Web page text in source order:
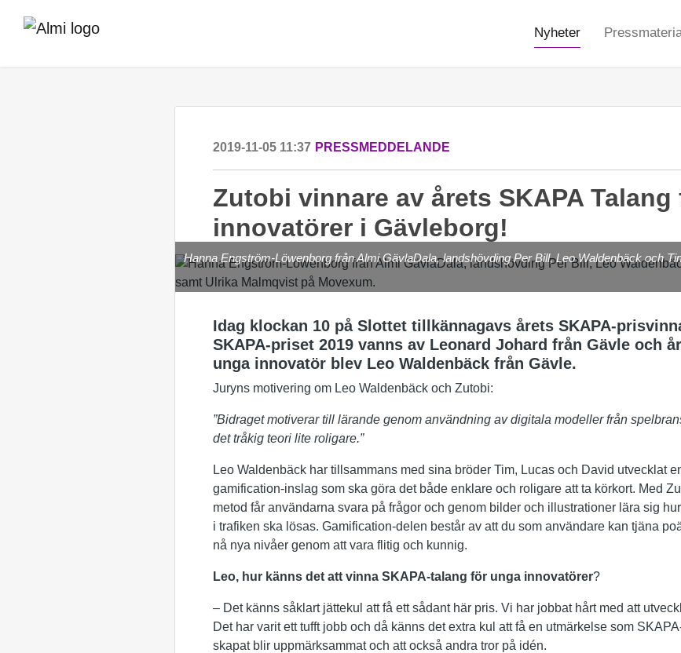
Nyheter
2019-11-05 11:37 PRESSMEDDELANDE
Zutobi vinnare av årets SKAPA
innovatörer i Gävleborg!
Hanna Engström-Löwenborg från Almi GävlaDala, landshövding Per Bill, Leo Waldenbäck och
Idag klockan 10 på Slottet tillkännagavs årets SKAPA-
SKAPA-priset 2019 vanns av Leonard Johard från Gävle och
unga innovatör blev Leo Waldenbäck från Gävle.
Juryns motivering om Leo Waldenbäck och Zutobi:
”Bidraget motiverar till lärande genom användning av digitala modeller från
det tråkig teori lite roligare.”
Leo Waldenbäck har tillsammans med sina bröder Tim, Lucas och David utvecklat
gamification-inslag som ska göra det både enklare och roligare att ta körkort. Med
metod får användarna svara på frågor och genom bilder och illustrationer lära sig
i trafiken ska lösas. Gamification-delen består av att du som användare kan tjäna
nå nya nivåer genom att vara flitig och kunnig.
Leo, hur känns det att vinna SKAPA-talang för unga innovatörer?
– Det känns såklart jättekul att få ett sådant här pris. Vi har jobbat hårt med att
Det har varit ett tufft jobb och då känns det extra kul att få en utmärkelse som
skapat blir uppmärksammat och att också andra tror på idén.